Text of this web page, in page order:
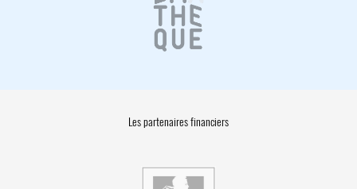
Les partenaires financiers